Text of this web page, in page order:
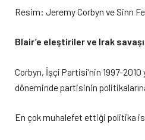
Resim: Jeremy Corbyn ve Sinn
Blair’e eleştiriler ve Irak
Corbyn, İşçi Partisi’nin 1997-2010
döneminde partisinin
En çok muhalefet ettiği politika